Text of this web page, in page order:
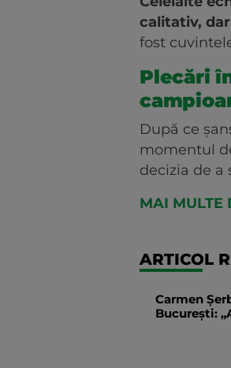
calitativ,
fost
Plecări
După ce
momentul
decizia de a
MAI MULTE
ARTICOL
Carmen
București: